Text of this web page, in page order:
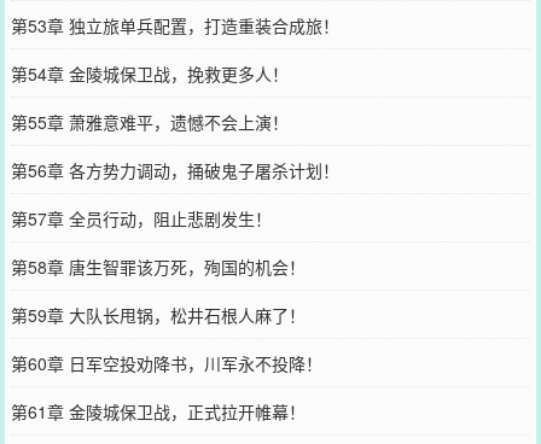
第53章 独立旅单兵配置，打造重装合成旅！
第54章 金陵城保卫战，挽救更多人！
第55章 萧雅意难平，遗憾不会上演！
第56章 各方势力调动，捅破鬼子屠杀计划！
第57章 全员行动，阻止悲剧发生！
第58章 唐生智罪该万死，殉国的机会！
第59章 大队长甩锅，松井石根人麻了！
第60章 日军空投劝降书，川军永不投降！
第61章 金陵城保卫战，正式拉开帷幕！